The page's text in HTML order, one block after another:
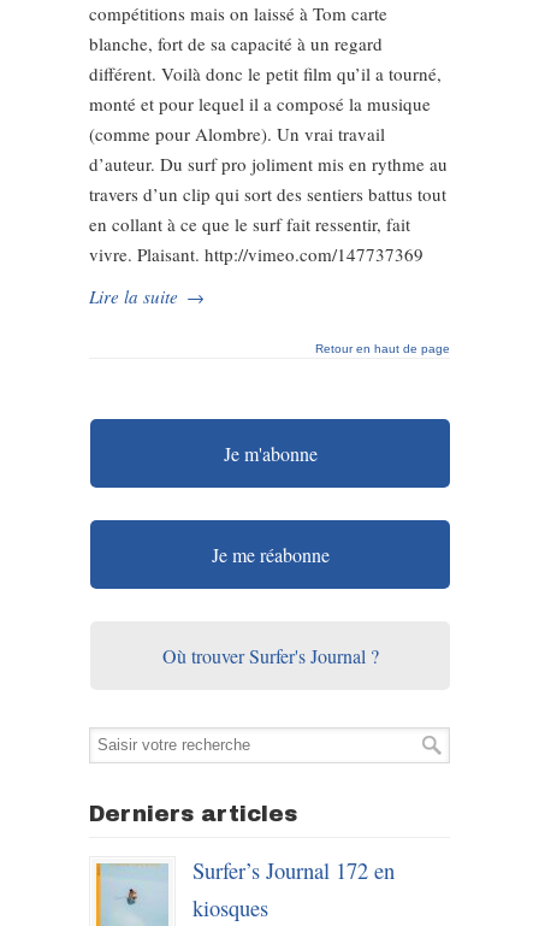
compétitions mais on laissé à Tom carte
blanche, fort de sa capacité à un regard
différent. Voilà donc le petit film qu’il a tourné,
monté et pour lequel il a composé la musique
(comme pour Alombre). Un vrai travail
d’auteur. Du surf pro joliment mis en rythme au
travers d’un clip qui sort des sentiers battus tout
en collant à ce que le surf fait ressentir, fait
vivre. Plaisant. http://vimeo.com/147737369
Lire la suite →
Retour en haut de page
Je m'abonne
Je me réabonne
Où trouver Surfer's Journal ?
Derniers articles
Surfer’s Journal 172 en
kiosques